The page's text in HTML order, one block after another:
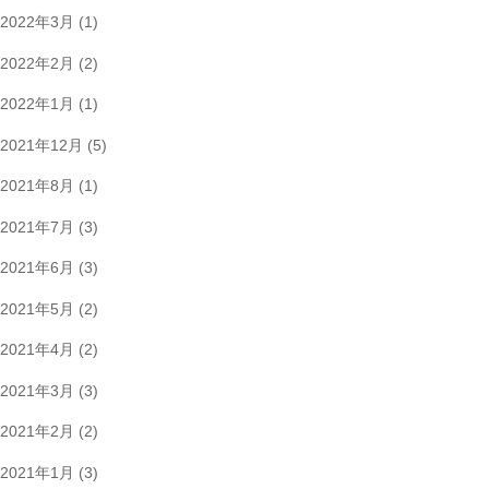
2022年3月 (1)
2022年2月 (2)
2022年1月 (1)
2021年12月 (5)
2021年8月 (1)
2021年7月 (3)
2021年6月 (3)
2021年5月 (2)
2021年4月 (2)
2021年3月 (3)
2021年2月 (2)
2021年1月 (3)